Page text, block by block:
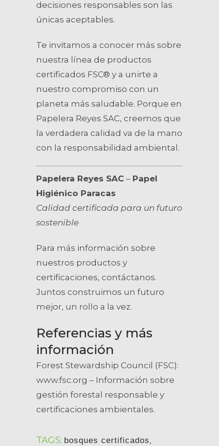
decisiones responsables son las
únicas aceptables.
Te invitamos a conocer más sobre
nuestra línea de productos
certificados FSC® y a unirte a
nuestro compromiso con un
planeta más saludable. Porque en
Papelera Reyes SAC, creemos que
la verdadera calidad va de la mano
con la responsabilidad ambiental.
Papelera Reyes SAC – Papel
Higiénico Paracas
Calidad certificada para un futuro
sostenible
Para más información sobre
nuestros productos y
certificaciones, contáctanos.
Juntos construimos un futuro
mejor, un rollo a la vez.
Referencias y más
información
Forest Stewardship Council (FSC):
www.fsc.org – Información sobre
gestión forestal responsable y
certificaciones ambientales.
TAGS: bosques certificados,